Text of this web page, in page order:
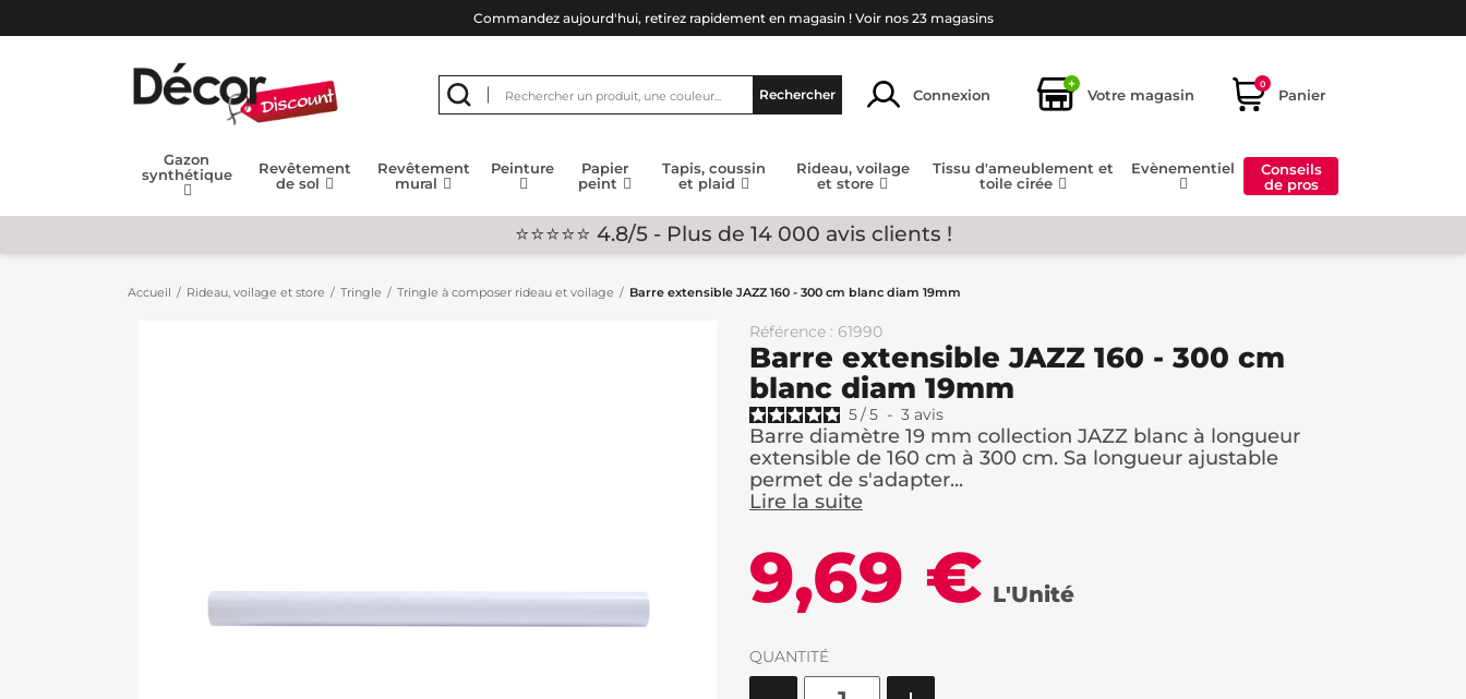
Commandez aujourd'hui, retirez rapidement en magasin ! Voir nos 23 magasins
Rechercher Connexion
+
Votre magasin
0
Panier
Gazon
synthétique
Revêtement
de sol
Revêtement
mural
Peinture
Papier
peint
Tapis, coussin
et plaid
Rideau, voilage
et store
Tissu d'ameublement et
toile cirée
Evènementiel
Conseils
de pros
⭐⭐⭐⭐⭐ 4.8/5 - Plus de 14 000 avis clients !
Accueil Rideau, voilage et store Tringle Tringle à composer rideau et voilage Barre extensible JAZZ 160 - 300 cm blanc diam 19mm
Référence : 61990
Barre extensible JAZZ 160 - 300 cm
blanc diam 19mm
5/5 - 3 avis
Barre diamètre 19 mm collection JAZZ blanc à longueur
extensible de 160 cm à 300 cm. Sa longueur ajustable
permet de s'adapter...
Lire la suite
9,69 € L'Unité
QUANTITÉ